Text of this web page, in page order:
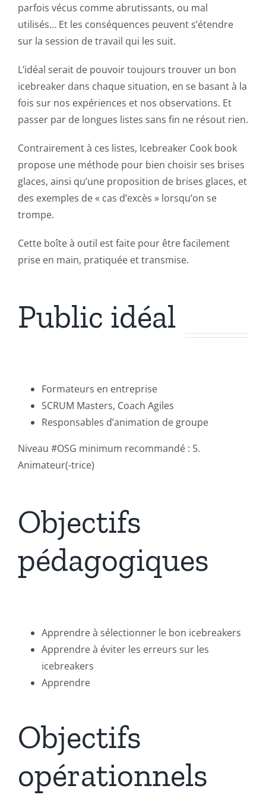
parfois vécus comme abrutissants, ou mal
utilisés… Et les conséquences peuvent s’étendre
sur la session de travail qui les suit.
L’idéal serait de pouvoir toujours trouver un bon
icebreaker dans chaque situation, en se basant à la
fois sur nos expériences et nos observations. Et
passer par de longues listes sans fin ne résout rien.
Contrairement à ces listes, Icebreaker Cook book
propose une méthode pour bien choisir ses brises
glaces, ainsi qu’une proposition de brises glaces, et
des exemples de « cas d’excès » lorsqu’on se
trompe.
Cette boîte à outil est faite pour être facilement
prise en main, pratiquée et transmise.
Public idéal
Formateurs en entreprise
SCRUM Masters, Coach Agiles
Responsables d’animation de groupe
Niveau #OSG minimum recommandé : 5.
Animateur(-trice)
Objectifs
pédagogiques
Apprendre à sélectionner le bon icebreakers
Apprendre à éviter les erreurs sur les
icebreakers
Apprendre
Objectifs
opérationnels